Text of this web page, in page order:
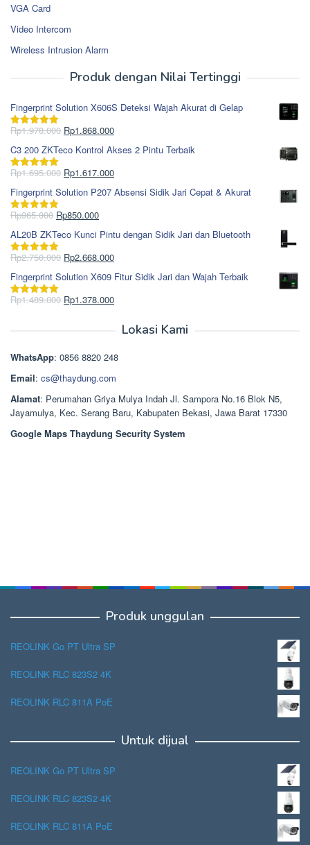
VGA Card
Video Intercom
Wireless Intrusion Alarm
Produk dengan Nilai Tertinggi
Fingerprint Solution X606S Deteksi Wajah Akurat di Gelap
Dinilai5.00
Rp1.978.000 Harga
aslinya
adalah:
Rp1.978.000.
Rp1.868.000Harga
saat
ini
adalah:
C3 200 ZKTeco Kontrol Akses 2 Pintu Terbaik
Dinilai5.00
Rp1.695.000 Harga
aslinya
adalah:
Rp1.695.000.
Rp1.617.000Harga
saat
ini
Fingerprint Solution P207 Absensi Sidik Jari Cepat & Akurat
Dinilai5.00
Rp965.000 Harga
aslinya
adalah:
Rp965.000.
Rp850.000Harga
saat
ini
adalah:
AL20B ZKTeco Kunci Pintu dengan Sidik Jari dan Bluetooth
Dinilai5.00
Rp2.750.000 Harga
aslinya
adalah:
Rp2.750.000.
Rp2.668.000Harga
saat
ini
adalah:
Fingerprint Solution X609 Fitur Sidik Jari dan Wajah Terbaik
Dinilai5.00
Rp1.489.000 Harga
Rp1.378.000Harga
Rp1.378.000.
Lokasi Kami
WhatsApp: 0856 8820 248
Email: cs@thaydung.com
Alamat: Perumahan Griya Mulya Indah Jl. Sampora No.16 Blok N5,
Jayamulya, Kec. Serang Baru, Kabupaten Bekasi, Jawa Barat 17330
Google Maps Thaydung Security System
Produk unggulan
REOLINK Go PT Ultra SP
REOLINK RLC 823S2 4K
REOLINK RLC 811A PoE
Untuk dijual
REOLINK Go PT Ultra SP
REOLINK RLC 823S2 4K
REOLINK RLC 811A PoE